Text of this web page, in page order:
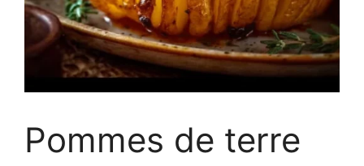
Pommes de terre